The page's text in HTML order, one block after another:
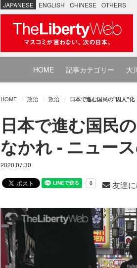
JAPANESE ENGLISH CHINESE OTHERS
HOME 記事カテゴリー 大
HOME 政治 政治 日本で進む国民の"囚人"化
日本で進む国民
なかれ - ニュー
2020.07.30
友達